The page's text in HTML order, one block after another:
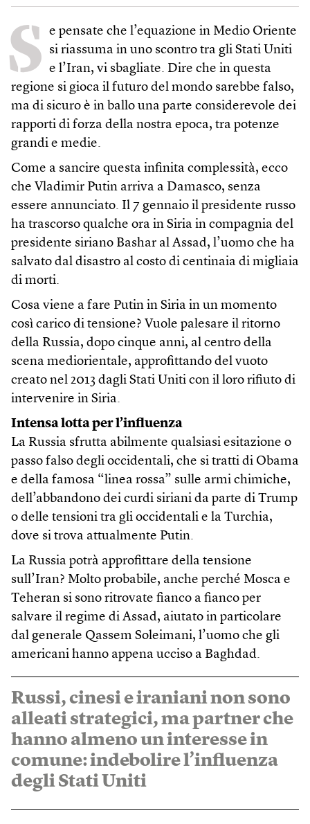
S e pensate che l’equazione in Medio Oriente
si riassuma in uno scontro tra gli Stati Uniti
e l’Iran, vi sbagliate. Dire che in questa
regione si gioca il futuro del mondo sarebbe falso,
ma di sicuro è in ballo una parte considerevole dei
rapporti di forza della nostra epoca, tra potenze
grandi e medie.
Come a sancire questa infinita complessità, ecco
che Vladimir Putin arriva a Damasco, senza
essere annunciato. Il 7 gennaio il presidente russo
ha trascorso qualche ora in Siria in compagnia del
presidente siriano Bashar al Assad, l’uomo che ha
salvato dal disastro al costo di centinaia di migliaia
di morti.
Cosa viene a fare Putin in Siria in un momento
così carico di tensione? Vuole palesare il ritorno
della Russia, dopo cinque anni, al centro della
scena mediorientale, approfittando del vuoto
creato nel 2013 dagli Stati Uniti con il loro rifiuto di
intervenire in Siria.
Intensa lotta per l’influenza
La Russia sfrutta abilmente qualsiasi esitazione o
passo falso degli occidentali, che si tratti di Obama
e della famosa “linea rossa” sulle armi chimiche,
dell’abbandono dei curdi siriani da parte di Trump
o delle tensioni tra gli occidentali e la Turchia,
dove si trova attualmente Putin.
La Russia potrà approfittare della tensione
sull’Iran? Molto probabile, anche perché Mosca e
Teheran si sono ritrovate fianco a fianco per
salvare il regime di Assad, aiutato in particolare
dal generale Qassem Soleimani, l’uomo che gli
americani hanno appena ucciso a Baghdad.
Russi, cinesi e iraniani non sono
alleati strategici, ma partner che
hanno almeno un interesse in
comune: indebolire l’influenza
degli Stati Uniti